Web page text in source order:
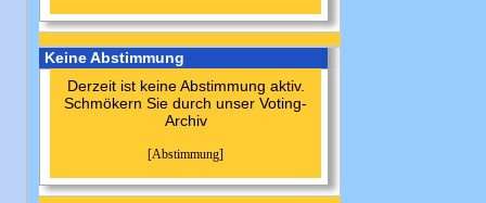
Keine Abstimmung
Derzeit ist keine Abstimmung aktiv.
Schmökern Sie durch unser Voting-
Archiv
[Abstimmung]